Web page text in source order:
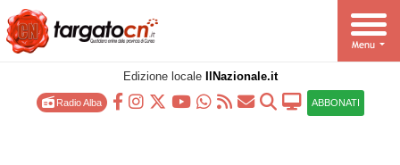
Edizione locale IlNazionale.it
Radio Alba ABBONATI